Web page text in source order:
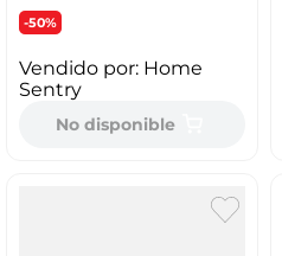
-50%
Vendido por: Home
Sentry
No disponible